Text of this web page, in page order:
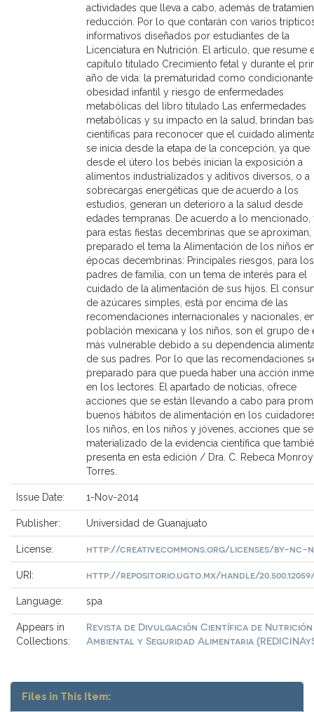
actividades que lleva a cabo, además de
reducción. Por lo que contarán con varios
informativos diseñados por estudiantes de la
Licenciatura en Nutrición. El artículo, que resume
capítulo titulado Crecimiento fetal y durante el
año de vida: la prematuridad como
obesidad infantil y riesgo de enfermedades
metabólicas del libro titulado Las enfermedades
metabólicas y su impacto en la salud, brindan
científicas para reconocer que el cuidado
se inicia desde la etapa de la concepción, ya que
desde el útero los bebés inician la exposición a
alimentos industrializados y aditivos diversos, o a
sobrecargas energéticas que de acuerdo a los
estudios, generan un deterioro a la salud desde
edades tempranas. De acuerdo a lo mencionado,
para estas fiestas decembrinas que se aproximan,
preparado el tema la Alimentación de los niños
épocas decembrinas: Principales riesgos, para los
padres de familia, con un tema de interés para el
cuidado de la alimentación de sus hijos. El
de azúcares simples, está por encima de las
recomendaciones internacionales y nacionales,
población mexicana y los niños, son el grupo de
más vulnerable debido a su dependencia
de sus padres. Por lo que las recomendaciones
preparado para que pueda haber una acción
en los lectores. El apartado de noticias, ofrece
acciones que se están llevando a cabo para
buenos hábitos de alimentación en los
los niños, en los niños y jóvenes, acciones que
materializado de la evidencia científica que
presenta en esta edición / Dra. C. Rebeca Monroy
Torres.
Issue Date: 1-Nov-2014
Publisher: Universidad de Guanajuato
License: http://creativecommons.org/licenses/by-nc-
URI: http://repositorio.ugto.mx/handle/20.500.12059/
Language: spa
Appears in
Collections:
Revista de Divulgación Científica de Nutrición
Ambiental y Seguridad Alimentaria
Files in This Item: